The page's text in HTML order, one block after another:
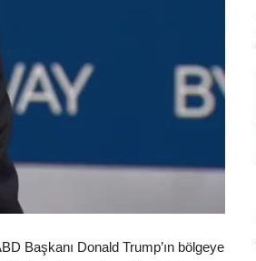
Başkanı Donald Trump’ın bölgeye